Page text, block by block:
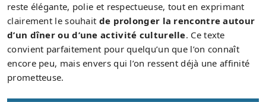
reste élégante, polie et respectueuse, tout en exprimant
clairement le souhait de prolonger la rencontre autour
d’un dîner ou d’une activité culturelle. Ce texte
convient parfaitement pour quelqu’un que l’on connaît
encore peu, mais envers qui l’on ressent déjà une affinité
prometteuse.